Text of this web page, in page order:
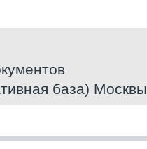
база) Москвы